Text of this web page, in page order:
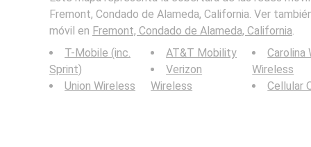
Fremont, Condado de Alameda, California. Ver
móvil en Fremont, Condado de Alameda, California.
T-Mobile (inc.
Sprint)
Union Wireless
AT&T Mobility
Verizon
Wireless
Carolina
Wireless
Cellular